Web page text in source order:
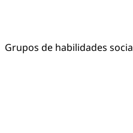
Grupos de habilidades